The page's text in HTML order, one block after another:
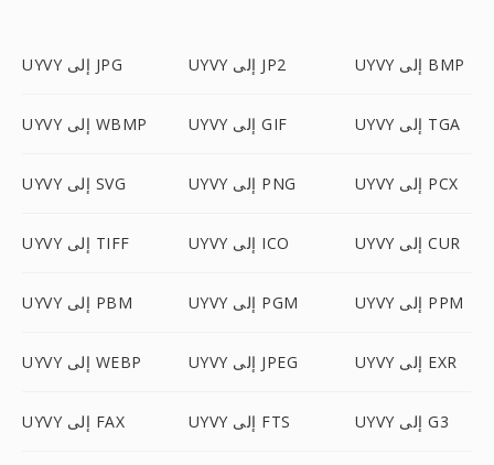
UYVY إلى JPG UYVY إلى JP2 UYVY إلى BMP
UYVY إلى WBMP UYVY إلى GIF UYVY إلى TGA
UYVY إلى SVG UYVY إلى PNG UYVY إلى PCX
UYVY إلى TIFF UYVY إلى ICO UYVY إلى CUR
UYVY إلى PBM UYVY إلى PGM UYVY إلى PPM
UYVY إلى WEBP UYVY إلى JPEG UYVY إلى EXR
UYVY إلى FAX UYVY إلى FTS UYVY إلى G3